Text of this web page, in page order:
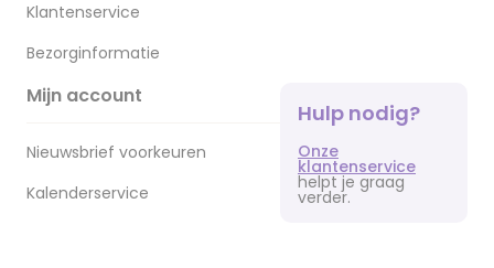
Klantenservice
Bezorginformatie
Mijn account
Nieuwsbrief voorkeuren
Kalenderservice
Hulp nodig?
Onze
klantenservice
helpt je graag
verder.